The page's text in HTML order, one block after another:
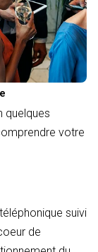
quelques
votre
suivi
de